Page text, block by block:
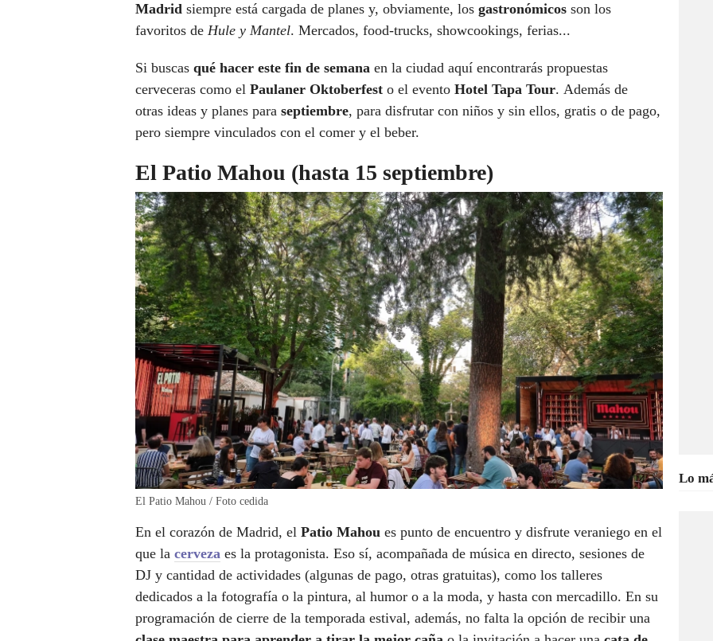
Madrid siempre está cargada de planes y, obviamente, los gastronómicos son los
favoritos de Hule y Mantel. Mercados, food-trucks, showcookings, ferias...
Si buscas qué hacer este fin de semana en la ciudad aquí encontrarás propuestas
cerveceras como el Paulaner Oktoberfest o el evento Hotel Tapa Tour. Además de
otras ideas y planes para septiembre, para disfrutar con niños y sin ellos, gratis o de pago,
pero siempre vinculados con el comer y el beber.
El Patio Mahou (hasta 15 septiembre)
El Patio Mahou / Foto cedida
En el corazón de Madrid, el Patio Mahou es punto de encuentro y disfrute veraniego en el
que la cerveza es la protagonista. Eso sí, acompañada de música en directo, sesiones de
DJ y cantidad de actividades (algunas de pago, otras gratuitas), como los talleres
dedicados a la fotografía o la pintura, al humor o a la moda, y hasta con mercadillo. En su
programación de cierre de la temporada estival, además, no falta la opción de recibir una
Lo